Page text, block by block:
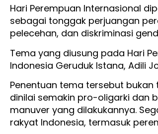
Hari Perempuan Internasional
sebagai tonggak perjuangan
pelecehan, dan diskriminasi
Tema yang diusung pada Hari
Indonesia Geruduk Istana, Adili
Penentuan tema tersebut bukan
dinilai semakin pro-oligarki dan
manuver yang dilakukannya.
rakyat Indonesia, termasuk